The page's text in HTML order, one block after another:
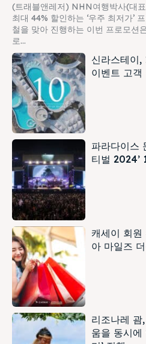
(트래블앤레저) NHN여행박사(대
최대 44% 할인하는 ‘우주 최저가’
철을 맞아 진행하는 이번 프로모션
로...
신라스테이,
이벤트 고객
파라다이스
티벌 2024’
캐세이 회원
아 마일즈
리조나레 괌
움을 동시에